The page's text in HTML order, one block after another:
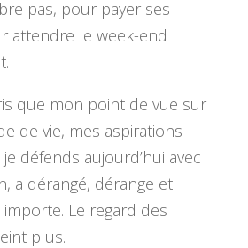
pas, pour payer ses
attendre le week-end
que mon point de vue sur
de vie, mes aspirations
défends aujourd’hui avec
a dérangé, dérange et
Le regard des
plus.